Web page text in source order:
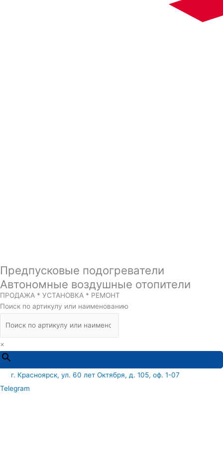
Предпусковые подогреватели
Автономные воздушные отопители
ПРОДАЖА * УСТАНОВКА * РЕМОНТ
Поиск по артикулу или наименованию
×
г. Красноярск, ул. 60 лет Октября, д. 105, оф. 1-07
Telegram